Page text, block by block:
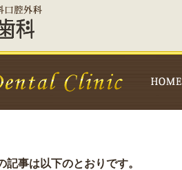
記事は以下のとおりです。